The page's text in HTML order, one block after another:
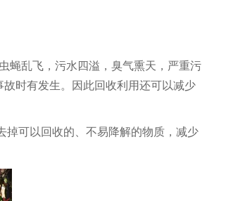
蝇乱飞，污水四溢，臭气熏天，严重污
时有发生。因此回收利用还可以减少
掉可以回收的、不易降解的物质，减少